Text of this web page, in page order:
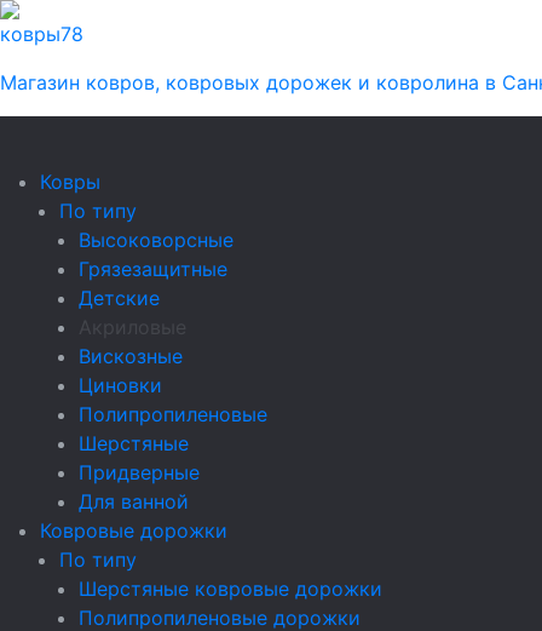
ковры78
Магазин ковров, ковровых дорожек и ковролина в
Ковры
По типу
Высоковорсные
Грязезащитные
Детские
Акриловые
Вискозные
Циновки
Полипропиленовые
Шерстяные
Придверные
Для ванной
Ковровые дорожки
По типу
Шерстяные ковровые дорожки
Полипропиленовые дорожки